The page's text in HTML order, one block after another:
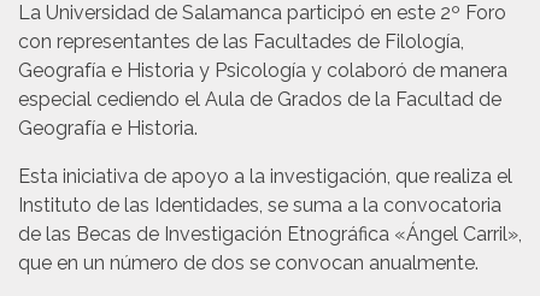
La Universidad de Salamanca participó en este 2º Foro
con representantes de las Facultades de Filología,
Geografía e Historia y Psicología y colaboró de manera
especial cediendo el Aula de Grados de la Facultad de
Geografía e Historia.
Esta iniciativa de apoyo a la investigación, que realiza el
Instituto de las Identidades, se suma a la convocatoria
de las Becas de Investigación Etnográfica «Ángel Carril»,
que en un número de dos se convocan anualmente.